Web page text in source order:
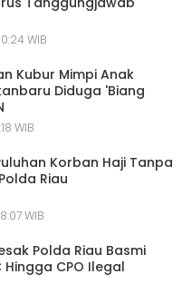
WIB
Kubur Mimpi Anak
Diduga 'Biang
WIB
Korban Haji Tanpa
Riau
WIB
Polda Riau Basmi
CPO Ilegal